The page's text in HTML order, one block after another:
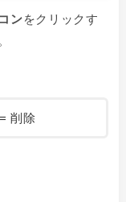
ンをクリックす
= 削除